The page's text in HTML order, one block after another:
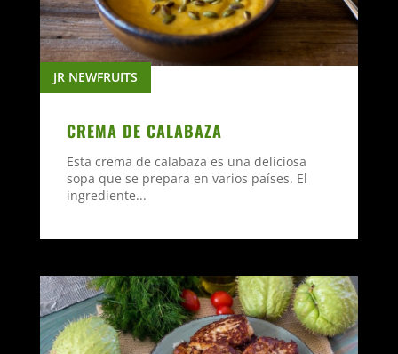
CREMA DE CALABAZA
JR NEWFRUITS
Esta crema de calabaza es una deliciosa
sopa que se prepara en varios países. El
ingrediente...